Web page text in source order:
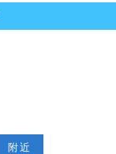
附近